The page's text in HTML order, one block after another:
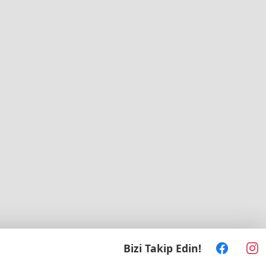
Bizi Takip Edin!